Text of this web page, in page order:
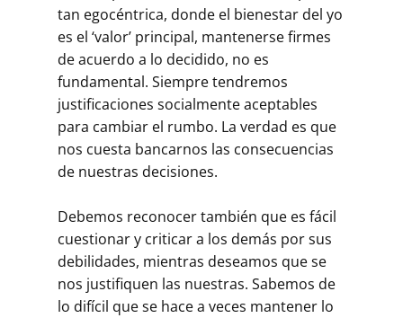
tan egocéntrica, donde el bienestar del yo
es el ‘valor’ principal, mantenerse firmes
de acuerdo a lo decidido, no es
fundamental. Siempre tendremos
justificaciones socialmente aceptables
para cambiar el rumbo. La verdad es que
nos cuesta bancarnos las consecuencias
de nuestras decisiones.
Debemos reconocer también que es fácil
cuestionar y criticar a los demás por sus
debilidades, mientras deseamos que se
nos justifiquen las nuestras. Sabemos de
lo difícil que se hace a veces mantener lo